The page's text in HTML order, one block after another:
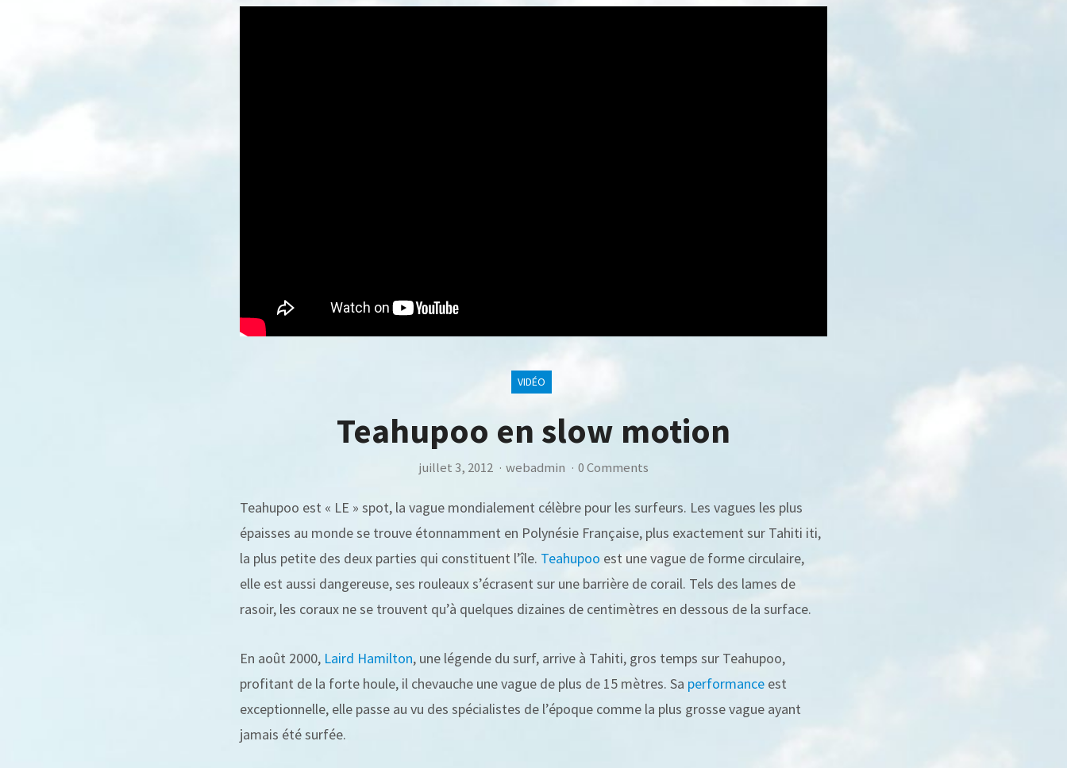
VIDÉO
Teahupoo en slow motion
juillet 3, 2012 · webadmin · 0 Comments
Teahupoo est « LE » spot, la vague mondialement célèbre pour les surfeurs. Les vagues les plus
épaisses au monde se trouve étonnamment en Polynésie Française, plus exactement sur Tahiti iti,
la plus petite des deux parties qui constituent l’île. Teahupoo est une vague de forme circulaire,
elle est aussi dangereuse, ses rouleaux s’écrasent sur une barrière de corail. Tels des lames de
rasoir, les coraux ne se trouvent qu’à quelques dizaines de centimètres en dessous de la surface.
En août 2000, Laird Hamilton, une légende du surf, arrive à Tahiti, gros temps sur Teahupoo,
profitant de la forte houle, il chevauche une vague de plus de 15 mètres. Sa performance est
exceptionnelle, elle passe au vu des spécialistes de l’époque comme la plus grosse vague ayant
jamais été surfée.